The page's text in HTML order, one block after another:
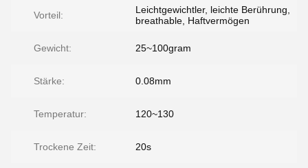
Vorteil:
Leichtgewichtler, leichte Berührung,
breathable, Haftvermögen
Gewicht: 25~100gram
Stärke: 0.08mm
Temperatur: 120~130
Trockene Zeit: 20s